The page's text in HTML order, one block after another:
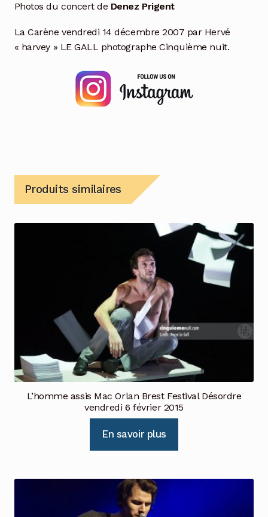
Photos du concert de Denez Prigent
La Carène vendredi 14 décembre 2007 par Hervé
« harvey » LE GALL photographe Cinquième nuit.
Produits similaires
L’homme assis Mac Orlan Brest Festival Désordre
vendredi 6 février 2015
En savoir plus